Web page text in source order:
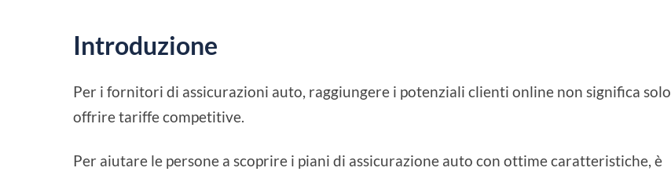
Introduzione
Per i fornitori di assicurazioni auto, raggiungere i potenziali clienti online non significa solo
offrire tariffe competitive.
Per aiutare le persone a scoprire i piani di assicurazione auto con ottime caratteristiche, è